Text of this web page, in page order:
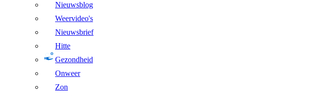
Nieuwsblog
Weervideo's
Nieuwsbrief
Hitte
Gezondheid
Onweer
Zon